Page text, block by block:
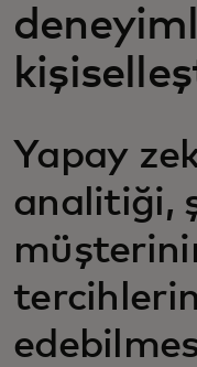
Novosti i
Yapay
analitiği,